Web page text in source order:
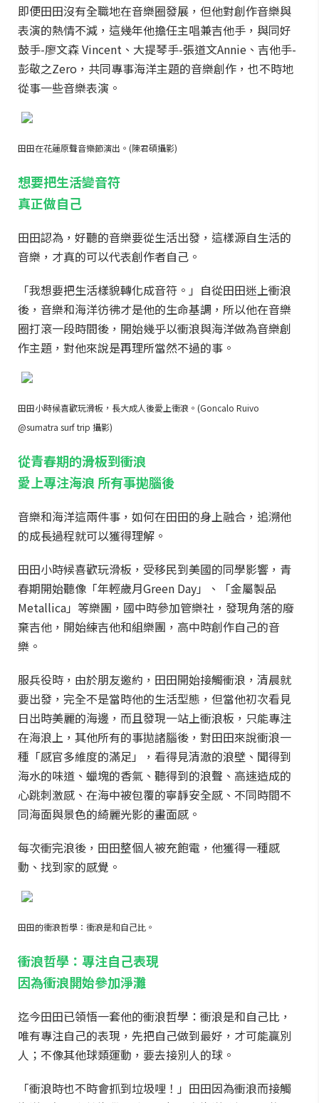
即便田田沒有全職地在音樂圈發展，但他對創作音樂與
表演的熱情不減，這幾年他擔任主唱兼吉他手，與同好
鼓手-廖文森 Vincent、大提琴手-張道文Annie、吉他手-
彭敬之Zero，共同專事海洋主題的音樂創作，也不時地
從事一些音樂表演。
田田在花蓮原聲音樂節演出。(陳君碩攝影)
想要把生活變音符
真正做自己
田田認為，好聽的音樂要從生活出發，這樣源自生活的
音樂，才真的可以代表創作者自己。
「我想要把生活樣貌轉化成音符。」自從田田迷上衝浪
後，音樂和海洋彷彿才是他的生命基調，所以他在音樂
圈打滾一段時間後，開始幾乎以衝浪與海洋做為音樂創
作主題，對他來說是再理所當然不過的事。
田田小時候喜歡玩滑板，長大成人後愛上衝浪。(Goncalo Ruivo
@sumatra surf trip 攝影)
從青春期的滑板到衝浪
愛上專注海浪 所有事拋腦後
音樂和海洋這兩件事，如何在田田的身上融合，追溯他
的成長過程就可以獲得理解。
田田小時候喜歡玩滑板，受移民到美國的同學影響，青
春期開始聽像「年輕歲月Green Day」、「金屬製品
Metallica」等樂團，國中時參加管樂社，發現角落的廢
棄吉他，開始練吉他和組樂團，高中時創作自己的音
樂。
服兵役時，由於朋友邀約，田田開始接觸衝浪，清晨就
要出發，完全不是當時他的生活型態，但當他初次看見
日出時美麗的海邊，而且發現一站上衝浪板，只能專注
在海浪上，其他所有的事拋諸腦後，對田田來說衝浪一
種「感官多維度的滿足」，看得見清澈的浪壁、聞得到
海水的味道、蠟塊的香氣、聽得到的浪聲、高速造成的
心跳刺激感、在海中被包覆的寧靜安全感、不同時間不
同海面與景色的綺麗光影的畫面感。
每次衝完浪後，田田整個人被充飽電，他獲得一種感
動、找到家的感覺。
田田的衝浪哲學：衝浪是和自己比。
衝浪哲學：專注自己表現
因為衝浪開始參加淨灘
迄今田田已領悟一套他的衝浪哲學：衝浪是和自己比，
唯有專注自己的表現，先把自己做到最好，才可能贏別
人；不像其他球類運動，要去接別人的球。
「衝浪時也不時會抓到垃圾哩！」田田因為衝浪而接觸